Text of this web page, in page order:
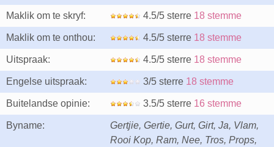
Maklik om te skryf: 4.5/5 sterre 18 stemme
Maklik om te onthou: 4.5/5 sterre 18 stemme
Uitspraak: 4.5/5 sterre 18 stemme
Engelse uitspraak: 3/5 sterre 18 stemme
Buitelandse opinie: 3.5/5 sterre 16 stemme
Byname:
Gertjie, Gertie, Gurt, Girt, Ja, Vlam,
Rooi Kop, Ram, Nee, Tros, Props,